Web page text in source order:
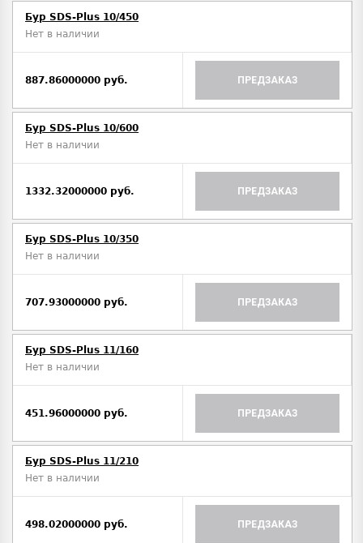
Бур SDS-Plus 10/450
Нет в наличии
887.86000000 руб. ПРЕДЗАКАЗ
Бур SDS-Plus 10/600
Нет в наличии
1332.32000000 руб. ПРЕДЗАКАЗ
Бур SDS-Plus 10/350
Нет в наличии
707.93000000 руб. ПРЕДЗАКАЗ
Бур SDS-Plus 11/160
Нет в наличии
451.96000000 руб. ПРЕДЗАКАЗ
Бур SDS-Plus 11/210
Нет в наличии
498.02000000 руб. ПРЕДЗАКАЗ